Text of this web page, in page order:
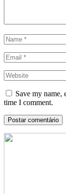
Save my name,
time I comment.